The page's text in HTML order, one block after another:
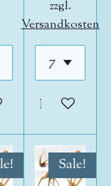
Warenkorb
zzgl.
Versandkosten
In den
Sale!